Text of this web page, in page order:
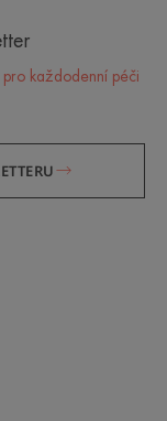
pro každodenní péči